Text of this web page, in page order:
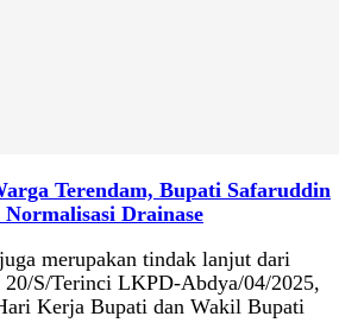
Terendam, Bupati Safaruddin
Drainase
merupakan tindak lanjut dari
S/Terinci LKPD-Abdya/04/2025,
Kerja Bupati dan Wakil Bupati